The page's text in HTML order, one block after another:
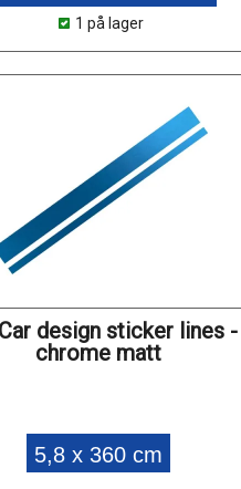
1 på lager
design sticker lines
chrome matt
5,8 x 360 cm